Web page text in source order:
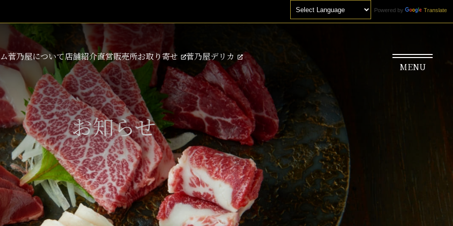
Powered by Translate
菅乃屋について店舗紹介直営販売所お取り寄せ
菅乃屋デリカ
MENU
お知らせ